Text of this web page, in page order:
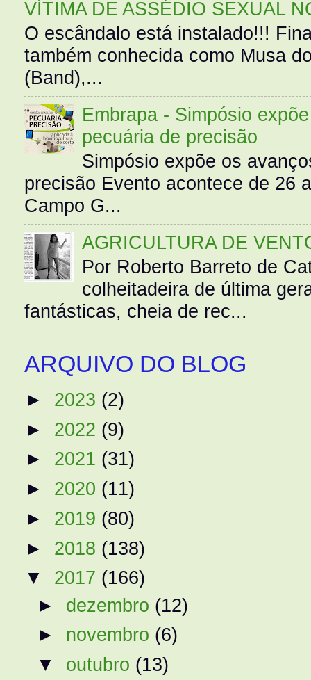
VÍTIMA DE ASSÉDIO SEXUAL
O escândalo está instalado!!!
também conhecida como Musa
(Band),...
Embrapa - Simpósio
pecuária de precisão
Simpósio expõe os
precisão Evento acontece de 26
Campo G...
AGRICULTURA DE
Por Roberto Barreto de
colheitadeira de última
fantásticas, cheia de rec...
ARQUIVO DO BLOG
► 2023 (2)
► 2022 (9)
► 2021 (31)
► 2020 (11)
► 2019 (80)
► 2018 (138)
▼ 2017 (166)
► dezembro (12)
► novembro (6)
▼ outubro (13)